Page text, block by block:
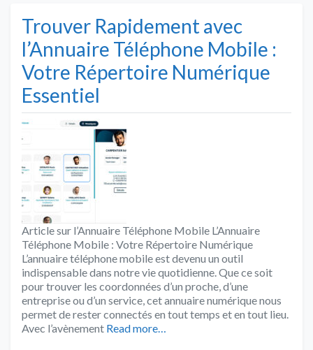
Trouver Rapidement avec
l’Annuaire Téléphone Mobile :
Votre Répertoire Numérique
Essentiel
Article sur l’Annuaire Téléphone Mobile L’Annuaire
Téléphone Mobile : Votre Répertoire Numérique
L’annuaire téléphone mobile est devenu un outil
indispensable dans notre vie quotidienne. Que ce soit
pour trouver les coordonnées d’un proche, d’une
entreprise ou d’un service, cet annuaire numérique nous
permet de rester connectés en tout temps et en tout lieu.
Avec l’avènement Read more…